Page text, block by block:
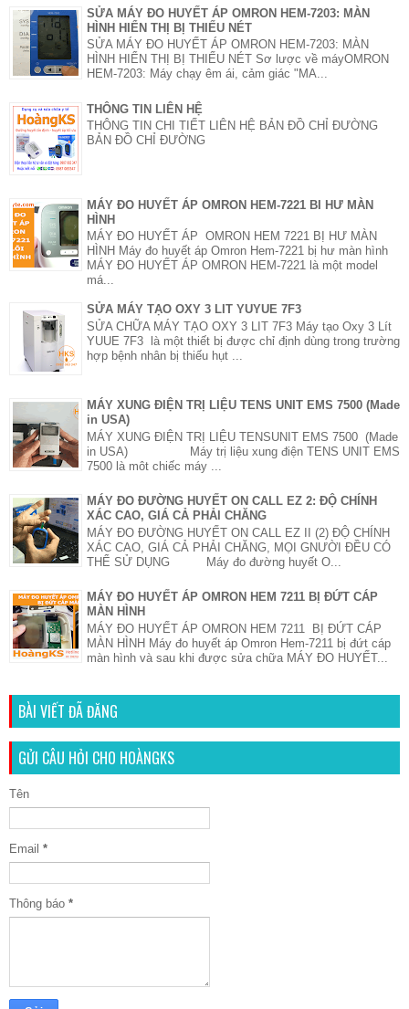
SỬA MÁY ĐO HUYẾT ÁP OMRON HEM-7203: MÀN
HÌNH HIỂN THỊ BỊ THIẾU NÉT
SỬA MÁY ĐO HUYẾT ÁP OMRON HEM-7203: MÀN
HÌNH HIỂN THỊ BỊ THIẾU NÉT Sơ lược về máyOMRON
HEM-7203: Máy chạy êm ái, cảm giác "MA...
THÔNG TIN LIÊN HỆ
THÔNG TIN CHI TIẾT LIÊN HỆ BẢN ĐỒ CHỈ ĐƯỜNG
BẢN ĐỒ CHỈ ĐƯỜNG
MÁY ĐO HUYẾT ÁP OMRON HEM-7221 BI HƯ MÀN
HÌNH
MÁY ĐO HUYẾT ÁP OMRON HEM 7221 BỊ HƯ MÀN
HÌNH Máy đo huyết áp Omron Hem-7221 bị hư màn hình
MÁY ĐO HUYẾT ÁP OMRON HEM-7221 là một model
má...
SỬA MÁY TẠO OXY 3 LIT YUYUE 7F3
SỬA CHỮA MÁY TẠO OXY 3 LIT 7F3 Máy tạo Oxy 3 Lít
YUUE 7F3 là một thiết bị được chỉ định dùng trong trường
hợp bệnh nhân bị thiếu hụt ...
MÁY XUNG ĐIỆN TRỊ LIỆU TENS UNIT EMS 7500 (Made
in USA)
MÁY XUNG ĐIỆN TRỊ LIỆU TENSUNIT EMS 7500 (Made
in USA) Máy trị liệu xung điện TENS UNIT EMS
7500 là môt chiếc máy ...
MÁY ĐO ĐƯỜNG HUYẾT ON CALL EZ 2: ĐỘ CHÍNH
XÁC CAO, GIÁ CẢ PHẢI CHĂNG
MÁY ĐO ĐƯỜNG HUYẾT ON CALL EZ II (2) ĐỘ CHÍNH
XÁC CAO, GIÁ CẢ PHẢI CHĂNG, MỌI GNƯỜI ĐỀU CÓ
THỂ SỬ DỤNG Máy đo đường huyết O...
MÁY ĐO HUYẾT ÁP OMRON HEM 7211 BỊ ĐỨT CÁP
MÀN HÌNH
MÁY ĐO HUYẾT ÁP OMRON HEM 7211 BỊ ĐỨT CÁP
MÀN HÌNH Máy đo huyết áp Omron Hem-7211 bị đứt cáp
màn hình và sau khi được sửa chữa MÁY ĐO HUYẾT...
BÀI VIẾT ĐÃ ĐĂNG
GỬI CÂU HỎI CHO HOÀNGKS
Tên
Email *
Thông báo *